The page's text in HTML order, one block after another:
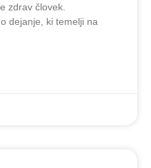
zdrav človek.
dejanje, ki temelji na